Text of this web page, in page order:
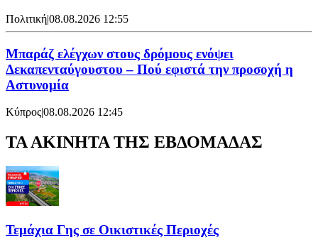
Πολιτική|08.08.2026 12:55
Μπαράζ ελέγχων στους δρόμους ενόψει
Δεκαπενταύγουστου – Πού εφιστά την προσοχή η
Αστυνομία
Κύπρος|08.08.2026 12:45
ΤΑ ΑΚΙΝΗΤΑ ΤΗΣ ΕΒΔΟΜΑΔΑΣ
Τεμάχια Γης σε Οικιστικές Περιοχές